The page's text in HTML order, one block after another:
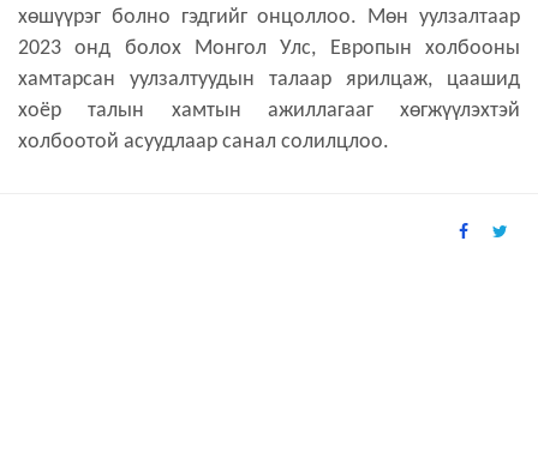
хөшүүрэг болно гэдгийг онцоллоо. Мөн уулзалтаар
2023 онд болох Монгол Улс, Европын холбооны
хамтарсан уулзалтуудын талаар ярилцаж, цаашид
хоёр талын хамтын ажиллагааг хөгжүүлэхтэй
холбоотой асуудлаар санал солилцлоо.